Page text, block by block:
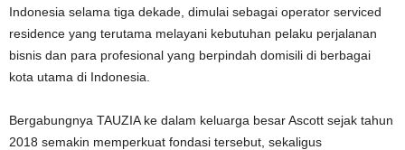
Indonesia selama tiga dekade, dimulai sebagai operator serviced
residence yang terutama melayani kebutuhan pelaku perjalanan
bisnis dan para profesional yang berpindah domisili di berbagai
kota utama di Indonesia.
Bergabungnya TAUZIA ke dalam keluarga besar Ascott sejak tahun
2018 semakin memperkuat fondasi tersebut, sekaligus